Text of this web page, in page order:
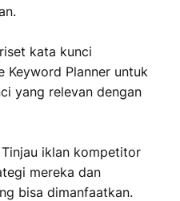
kata kunci
Keyword Planner untuk
yang relevan dengan
Tinjau iklan kompetitor
mereka dan
bisa dimanfaatkan.